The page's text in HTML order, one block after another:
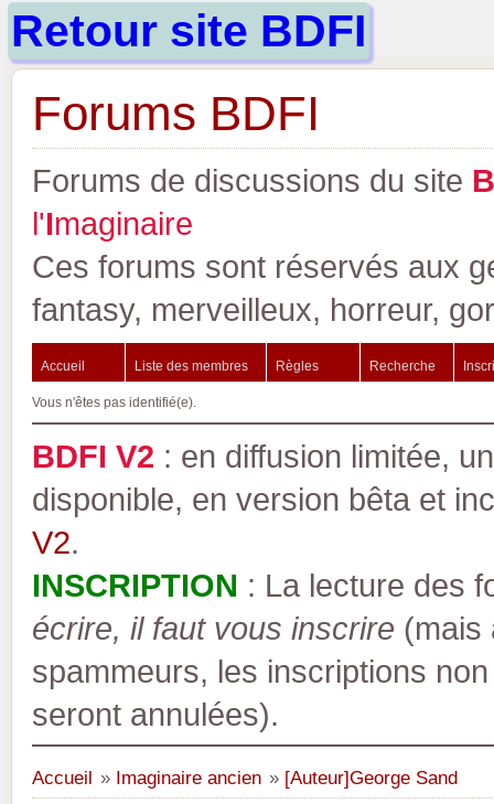
Retour site BDFI
Forums BDFI
Forums de discussions du site B
l'Imaginaire
Ces forums sont réservés aux
fantasy, merveilleux, horreur,
Accueil Liste des membres Règles Recherche
Vous n'êtes pas identifié(e).
BDFI V2 : en diffusion limitée,
disponible, en version bêta et
V2.
INSCRIPTION : La lecture des
écrire, il faut vous inscrire (mais
spammeurs, les inscriptions
seront annulées).
Accueil » Imaginaire ancien » [Auteur]George Sand